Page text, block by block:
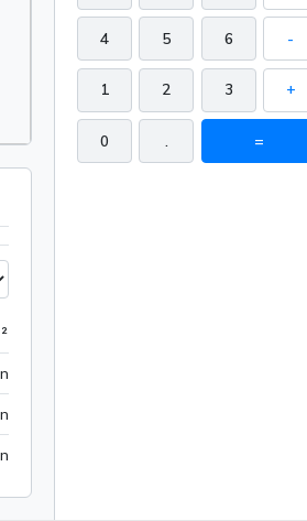
4 5 6 -
1 2 3 +
0 . =